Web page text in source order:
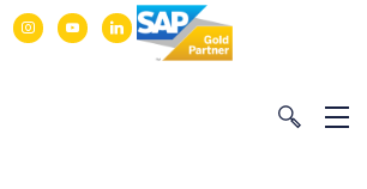
instagram
youtubelinkedin